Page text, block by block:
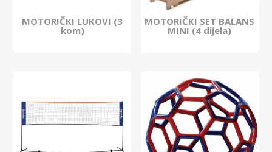
MOTORIČKI LUKOVI (3
kom)
MOTORIČKI SET BALANS
MINI (4 dijela)